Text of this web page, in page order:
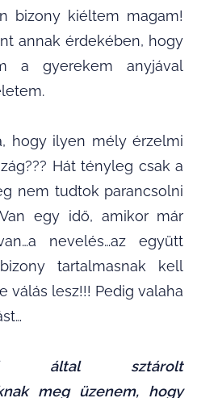
bizony kiéltem magam!
annak érdekében, hogy
a gyerekem anyjával
hogy ilyen mély érzelmi
Hát tényleg csak a
nem tudtok parancsolni
egy idő, amikor már
nevelés…az együtt
tartalmasnak kell
válás lesz!!! Pedig valaha
által sztárolt
meg üzenem, hogy